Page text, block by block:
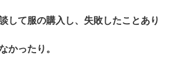
して服の購入し、失敗したことあり
かったり。